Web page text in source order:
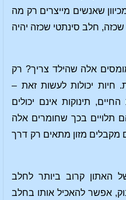
שאנשים מייצרים רק מה
שכזה, חלב סינתטי שכזה יהיה
אלה שהילד צריך? רק
חיות יכולות לעשות זאת –
תינוקות אינם יכולים
תלויים בכך שחומרים אלה
מקבלים מזון מתאים רק דרך
האתון קרוב ביותר לחלב
אפשר להאכיל אותו בחלב